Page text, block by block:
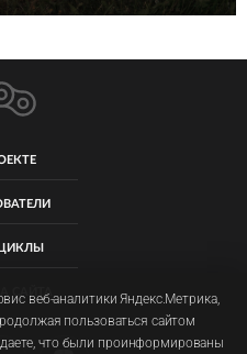
САЙТА
веб-аналитики Яндекс.Метрика,
пользоваться сайтом
что были проинформированы